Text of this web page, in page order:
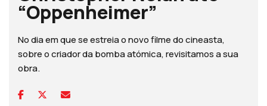
“Oppenheimer”
No dia em que se estreia o novo filme do cineasta,
sobre o criador da bomba atómica, revisitamos a sua
obra.